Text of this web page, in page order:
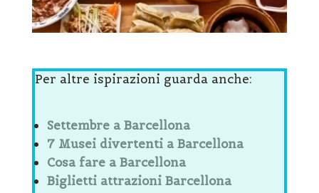
Per altre ispirazioni guarda anche:
Settembre a Barcellona
7 Musei divertenti a Barcellona
Cosa fare a Barcellona
Biglietti attrazioni Barcellona